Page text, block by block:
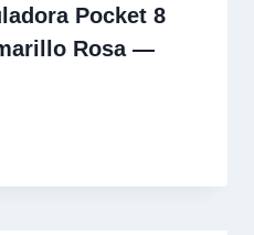
Pocket 8
Rosa —